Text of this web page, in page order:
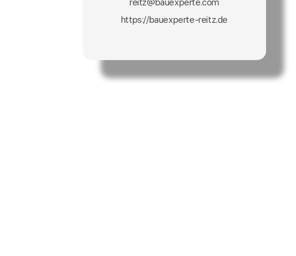
reitz@bauexperte.com
https://bauexperte-reitz.de